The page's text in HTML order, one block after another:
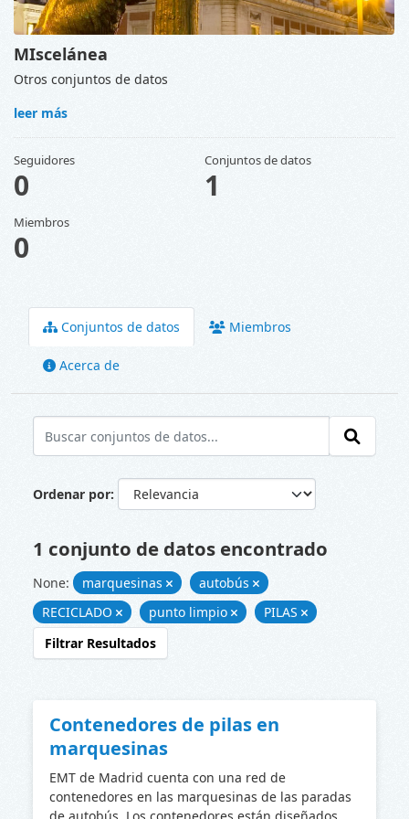
Conjuntos de datos Miembros
Acerca de
Ordenar por
1 conjunto de datos encontrado
None: marquesinas
autobús
RECICLADO
punto limpio
PILAS
Filtrar Resultados
Contenedores de pilas en
marquesinas
EMT de Madrid cuenta con una red de
contenedores en las marquesinas de las paradas
MIscelánea
Otros conjuntos de datos
leer más
Seguidores
0
Conjuntos de datos
1
Miembros
0